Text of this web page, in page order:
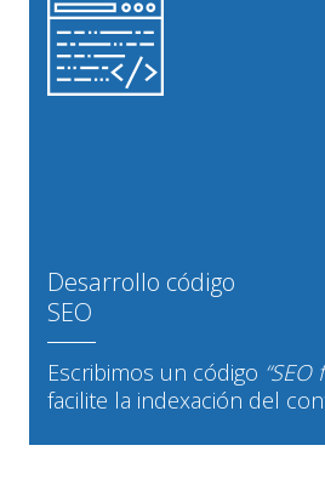
Desarrollo código
SEO
Escribimos un código “SEO
facilite la indexación del